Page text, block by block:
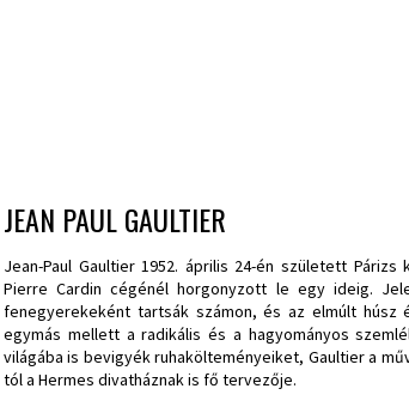
JEAN PAUL GAULTIER
Jean-Paul Gaultier 1952. április 24-én született
Pierre Cardin cégénél horgonyzott le egy ideig.
fenegyerekeként tartsák számon, és az elmúlt
egymás mellett a radikális és a hagyományos
világába is bevigyék ruhakölteményeiket, Gaultier a
tól a Hermes divatháznak is fő tervezője.